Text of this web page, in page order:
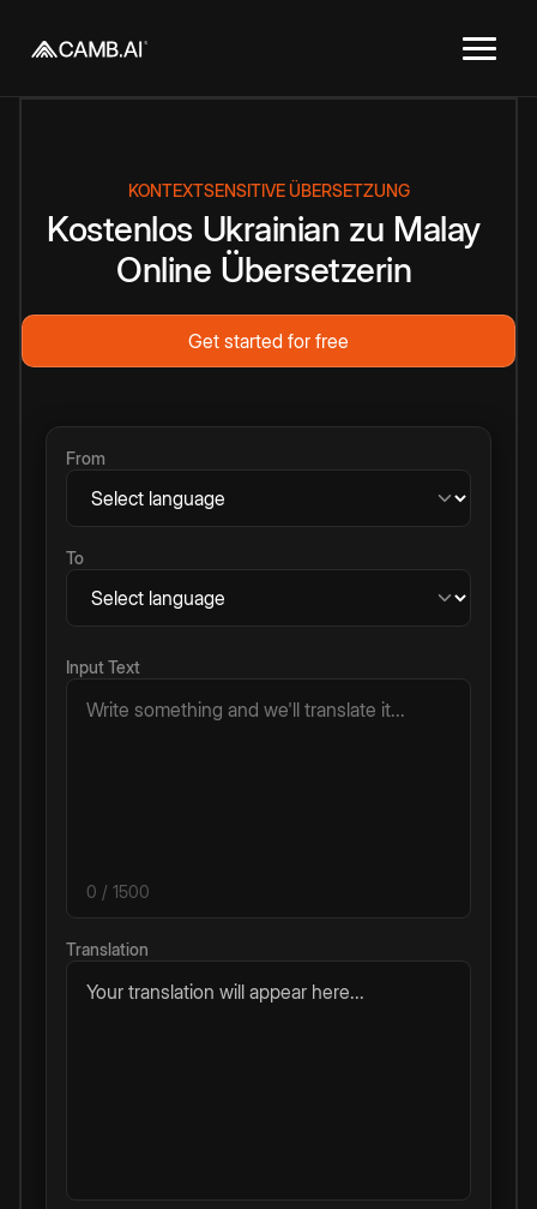
KONTEXTSENSITIVE ÜBERSETZUNG
Kostenlos Ukrainian zu Malay
Online Übersetzerin
Get started for free
From
To
Input Text
0 / 1500
Translation
Your translation will appear here...